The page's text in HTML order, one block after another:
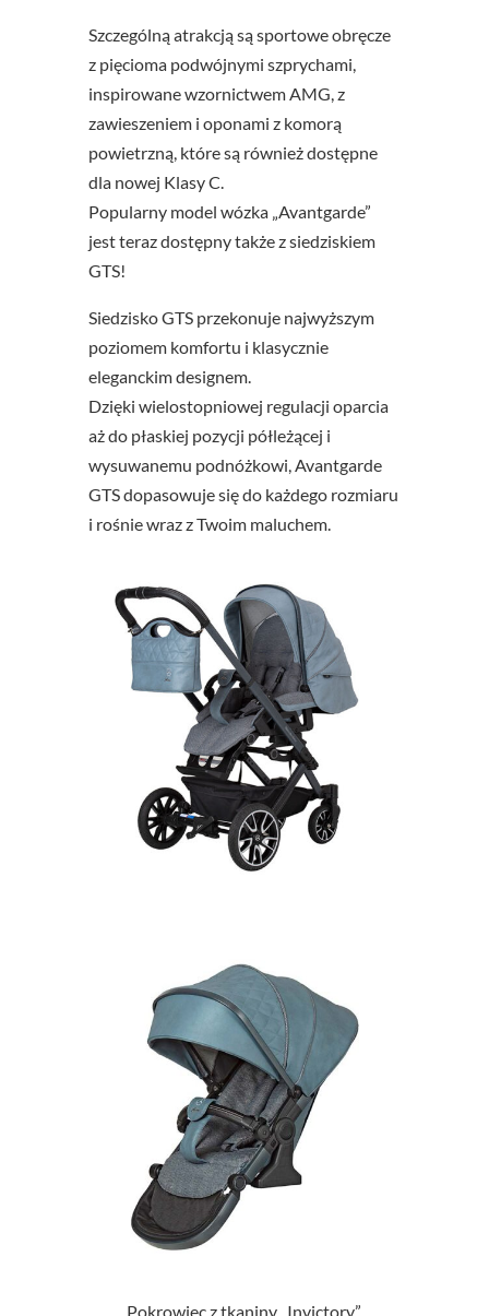
Szczególną atrakcją są sportowe obręcze
z pięcioma podwójnymi szprychami,
inspirowane wzornictwem AMG, z
zawieszeniem i oponami z komorą
powietrzną, które są również dostępne
dla nowej Klasy C.
Popularny model wózka „Avantgarde”
jest teraz dostępny także z siedziskiem
GTS!
Siedzisko GTS przekonuje najwyższym
poziomem komfortu i klasycznie
eleganckim designem.
Dzięki wielostopniowej regulacji oparcia
aż do płaskiej pozycji półleżącej i
wysuwanemu podnóżkowi, Avantgarde
GTS dopasowuje się do każdego rozmiaru
i rośnie wraz z Twoim maluchem.
Pokrowiec z tkaniny „Invictory”